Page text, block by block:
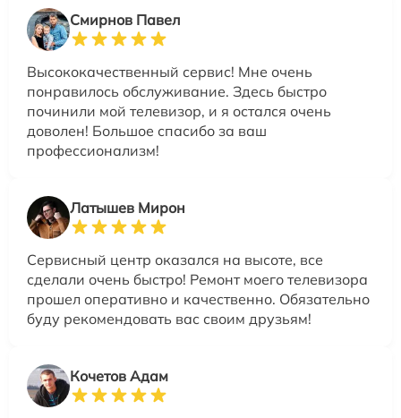
Смирнов Павел
Высококачественный сервис! Мне очень
понравилось обслуживание. Здесь быстро
починили мой телевизор, и я остался очень
доволен! Большое спасибо за ваш
профессионализм!
Латышев Мирон
Сервисный центр оказался на высоте, все
сделали очень быстро! Ремонт моего телевизора
прошел оперативно и качественно. Обязательно
буду рекомендовать вас своим друзьям!
Кочетов Адам